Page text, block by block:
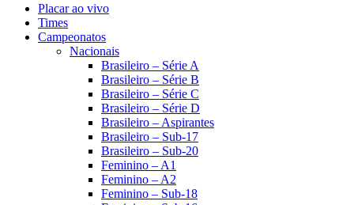
Placar ao vivo
Times
Campeonatos
Nacionais
Brasileiro – Série A
Brasileiro – Série B
Brasileiro – Série C
Brasileiro – Série D
Brasileiro – Aspirantes
Brasileiro – Sub-17
Brasileiro – Sub-20
Feminino – A1
Feminino – A2
Feminino – Sub-18